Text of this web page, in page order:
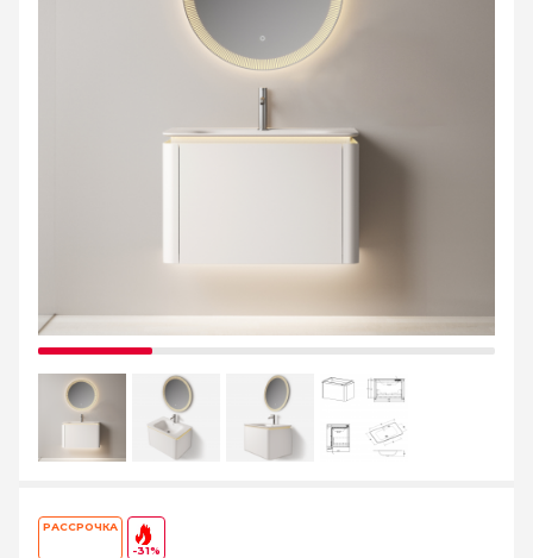
РАССРОЧКА
-31%